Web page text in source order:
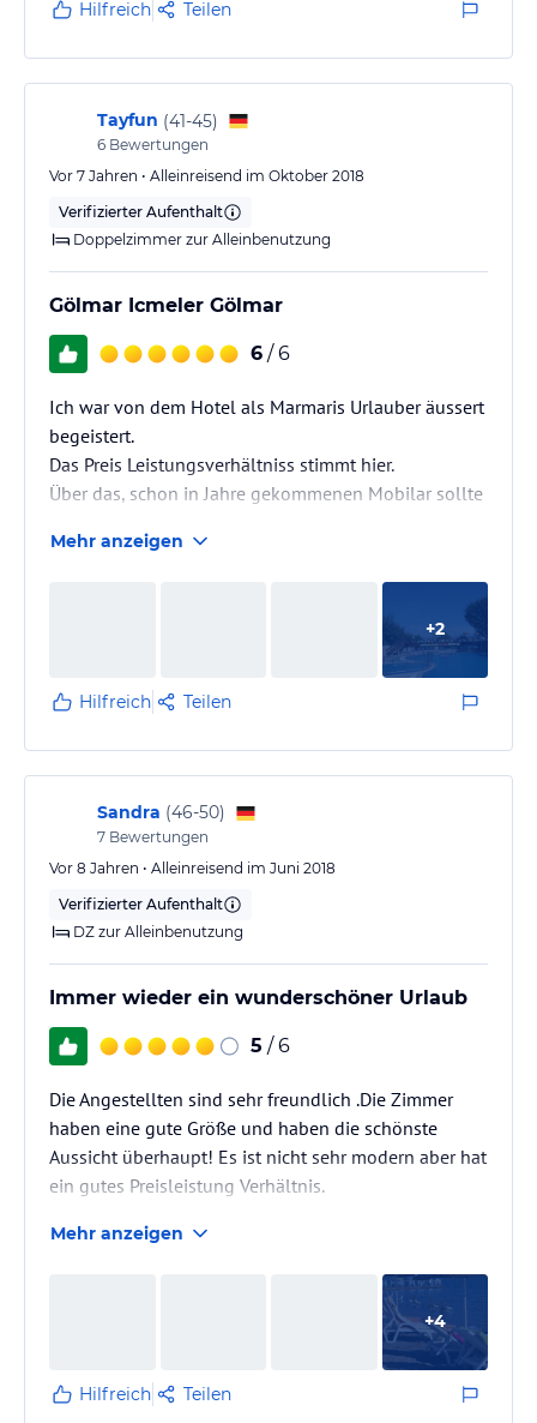
Hilfreich Teilen
Tayfun (41-45)
6 Bewertungen
Vor 7 Jahren • Alleinreisend im Oktober 2018
Verifizierter Aufenthalt
Doppelzimmer zur Alleinbenutzung
Gölmar Icmeler Gölmar
6 / 6
Ich war von dem Hotel als Marmaris Urlauber äussert
begeistert.
Das Preis Leistungsverhältniss stimmt hier.
Über das, schon in Jahre gekommenen Mobilar sollte
Danke Gölmar ve görüsmek üzere Hoscakal
Mehr anzeigen
+2
Hilfreich Teilen
Sandra (46-50)
7 Bewertungen
Vor 8 Jahren • Alleinreisend im Juni 2018
Verifizierter Aufenthalt
DZ zur Alleinbenutzung
Immer wieder ein wunderschöner Urlaub
5 / 6
Die Angestellten sind sehr freundlich .Die Zimmer
haben eine gute Größe und haben die schönste
Aussicht überhaupt! Es ist nicht sehr modern aber hat
ein gutes Preisleistung Verhältnis.
Mehr anzeigen
+4
Hilfreich Teilen